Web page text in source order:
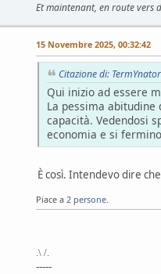
Et maintenant, en route vers
15 Novembre 2025, 00:32:42
Citazione di:
Qui inizio ad essere
La pessima
capacità. Vedendosi
economia e si
È così. Intendevo dire
Piace a 2 persone.
.\ /.
-----